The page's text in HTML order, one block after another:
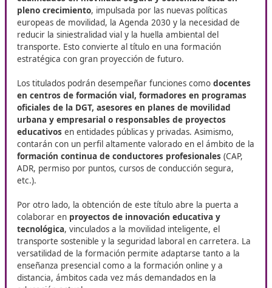
Este ciclo formativo se puede cursar en modalidad
Distancia, lo que te permite compatibilizar los estudios
personal o profesional. Gracias a unaplataforma virtual
interactivatendrás acceso a contenidos actualizados,
didácticos digitales, tutorización personalizada y un
continuo de tu aprendizaje.
Poder graduarte con DAC docenciaes mucho más que
una etapa académica, significa celebrar el esfuerzo, la
y la valentía de quienes han decidido prepararse para
propio futuro. La graduación en nuestraFormación
en Movilidad Segura y Sostenible ,representa el
haber adquirido los conocimientos y competencias
prevención de riesgos y la sostenibilidad. Se trata de un
estratégico, enconstante evolución y con una alta
creciente de profesionales cualificadoscapaces de dar
respuestaa lasnuevas necesidadessociales,
medioambientales que elsector requiere.